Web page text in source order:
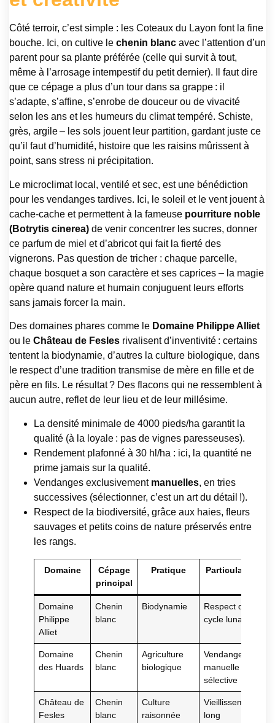
Côté terroir, c’est simple : les Coteaux du Layon font la fine
bouche. Ici, on cultive le chenin blanc avec l’attention d’un
parent pour sa plante préférée (celle qui survit à tout,
même à l’arrosage intempestif du petit dernier). Il faut dire
que ce cépage a plus d’un tour dans sa grappe : il
s’adapte, s’affine, s’enrobe de douceur ou de vivacité
selon les ans et les humeurs du climat tempéré. Schiste,
grès, argile – les sols jouent leur partition, gardant juste ce
qu’il faut d’humidité, histoire que les raisins mûrissent à
point, sans stress ni précipitation.
Le microclimat local, ventilé et sec, est une bénédiction
pour les vendanges tardives. Ici, le soleil et le vent jouent à
cache-cache et permettent à la fameuse pourriture noble
(Botrytis cinerea) de venir concentrer les sucres, donner
ce parfum de miel et d’abricot qui fait la fierté des
vignerons. Pas question de tricher : chaque parcelle,
chaque bosquet a son caractère et ses caprices – la magie
opère quand nature et humain conjuguent leurs efforts
sans jamais forcer la main.
Des domaines phares comme le Domaine Philippe Alliet
ou le Château de Fesles rivalisent d’inventivité : certains
tentent la biodynamie, d’autres la culture biologique, dans
le respect d’une tradition transmise de mère en fille et de
père en fils. Le résultat ? Des flacons qui ne ressemblent à
aucun autre, reflet de leur lieu et de leur millésime.
La densité minimale de 4000 pieds/ha garantit la
qualité (à la loyale : pas de vignes paresseuses).
Rendement plafonné à 30 hl/ha : ici, la quantité ne
prime jamais sur la qualité.
Vendanges exclusivement manuelles, en tries
successives (sélectionner, c’est un art du détail !).
Respect de la biodiversité, grâce aux haies, fleurs
sauvages et petits coins de nature préservés entre
les rangs.
Domaine
Cépage
principal
Pratique Particularité
Domaine
Philippe
Alliet
Chenin
blanc
Biodynamie
Respect du
cycle lunaire
Domaine
des Huards
Chenin
blanc
Agriculture
biologique
Vendange
manuelle
sélective
Château de
Fesles
Chenin
blanc
Culture
raisonnée
Vieillissement
long